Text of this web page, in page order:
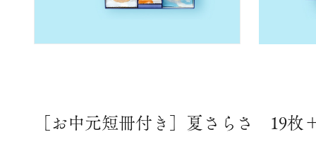
［お中元短冊付き］夏さらさ 19枚